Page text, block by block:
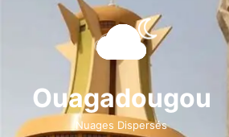
e
b
o
i
Ouagadougou
Nuages Dispersés